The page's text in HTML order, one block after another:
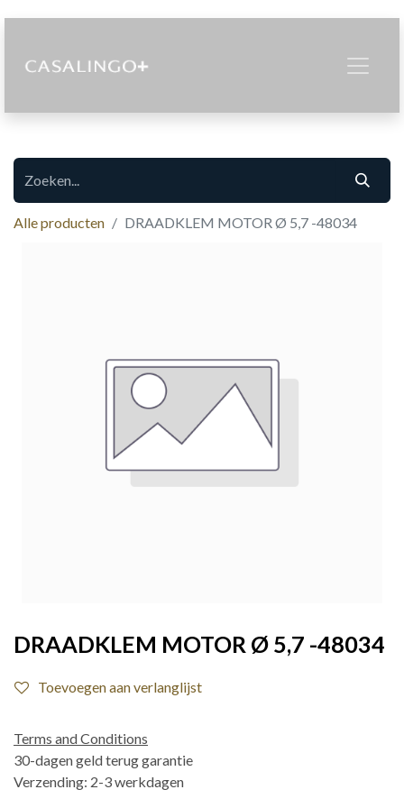
Alle producten DRAADKLEM MOTOR Ø 5,7 -48034
DRAADKLEM MOTOR Ø 5,7 -48034
Toevoegen aan verlanglijst
Terms and Conditions
30-dagen geld terug garantie
Verzending: 2-3 werkdagen